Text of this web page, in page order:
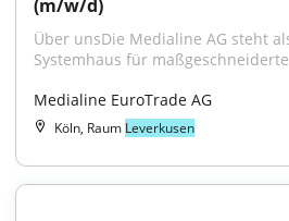
(m/w/d)
Über unsDie Medialine AG steht
Systemhaus für
Medialine EuroTrade AG
Köln, Raum Leverkusen